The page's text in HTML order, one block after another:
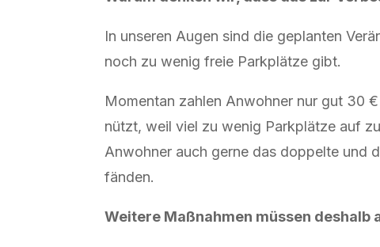
In unseren Augen sind die geplanten
noch zu wenig freie Parkplätze gibt.
Momentan zahlen Anwohner nur gut 30
nützt, weil viel zu wenig Parkplätze auf
Anwohner auch gerne das doppelte und
fänden.
Weitere Maßnahmen müssen deshalb